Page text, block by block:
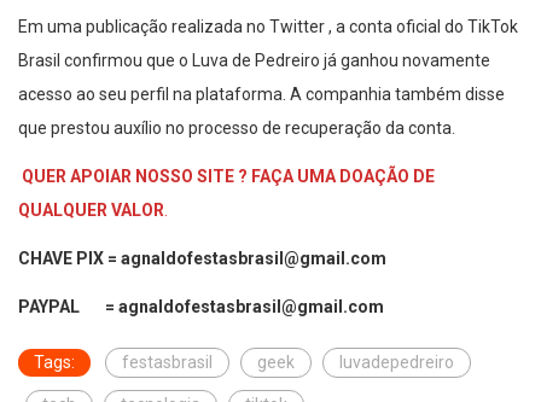
Em uma publicação realizada no Twitter , a conta oficial do TikTok
Brasil confirmou que o Luva de Pedreiro já ganhou novamente
acesso ao seu perfil na plataforma. A companhia também disse
que prestou auxílio no processo de recuperação da conta.
QUER APOIAR NOSSO SITE ? FAÇA UMA DOAÇÃO DE
QUALQUER VALOR
CHAVE PIX = agnaldofestasbrasil@gmail.com
PAYPAL = agnaldofestasbrasil@gmail.com
Tags: festasbrasil geek luvadepedreiro